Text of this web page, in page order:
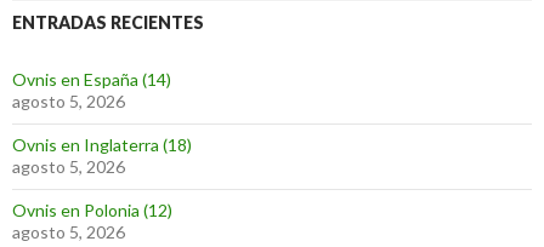
ENTRADAS RECIENTES
Ovnis en España (14)
agosto 5, 2026
Ovnis en Inglaterra (18)
agosto 5, 2026
Ovnis en Polonia (12)
agosto 5, 2026